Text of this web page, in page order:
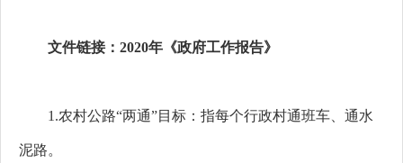
文件链接： 2020年《政府工作报告》
1.农村公路“两通”目标：指每个行政村通班车、通水
泥路。